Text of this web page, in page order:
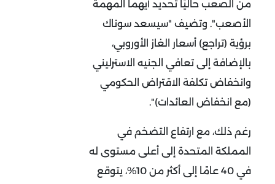
من الصعب حاليًا تحديد أيهما المهمة
الأصعب". وتضيف "سيسعد سوناك
برؤية (تراجع) أسعار الغاز الأوروبي،
بالإضافة إلى تعافي الجنيه الاسترليني
وانخفاض تكلفة الاقتراض الحكومي
(مع انخفاض العائدات)".
رغم ذلك، مع ارتفاع التضخم في
المملكة المتحدة إلى أعلى مستوى له
في 40 عامًا إلى أكثر من 10%، يتوقع